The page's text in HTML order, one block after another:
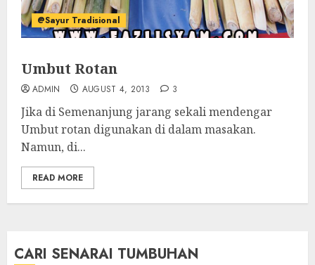
@Sayur Tradisional
Umbut Rotan
ADMIN AUGUST 4, 2013 3
Jika di Semenanjung jarang sekali mendengar
Umbut rotan digunakan di dalam masakan.
Namun, di...
READ MORE
CARI SENARAI TUMBUHAN